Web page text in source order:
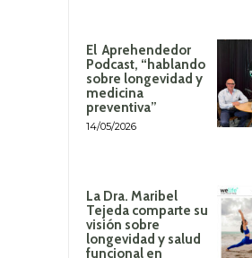
El Aprehendedor
Podcast, “hablando
sobre longevidad y
medicina
preventiva”
14/05/2026
La Dra. Maribel
Tejeda comparte su
visión sobre
longevidad y salud
funcional en